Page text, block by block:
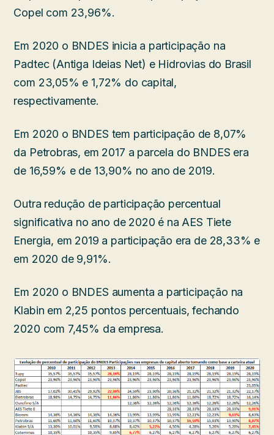
Copel com 23,96%.
Em 2020 o BNDES inicia a participação na
Padtec (Antiga Ideias Net) e Hidrovias do Brasil
com 23,05% e 1,72% do capital,
respectivamente.
Em 2020 o BNDES tem participação de 8,07%
da Petrobras, em 2017 a parcela do BNDES era
de 16,59% e de 13,90% no ano de 2019.
Outra redução de participação percentual
significativa no ano de 2020 é na AES Tiete
Energia, em 2019 a participação era de 28,33% e
em 2020 de 9,91%.
Em 2020 o BNDES aumenta a participação na
Klabin em 2,25 pontos percentuais, fechando
2020 com 7,45% da empresa.